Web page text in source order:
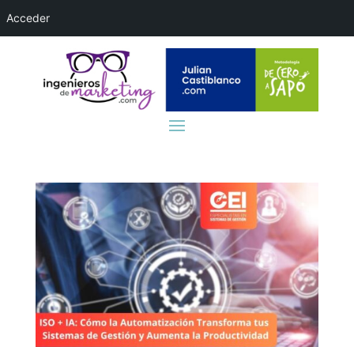
Acceder